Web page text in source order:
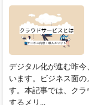
デジタル化が進む昨
います。ビジネス面
す。本記事では、ク
するメリ...